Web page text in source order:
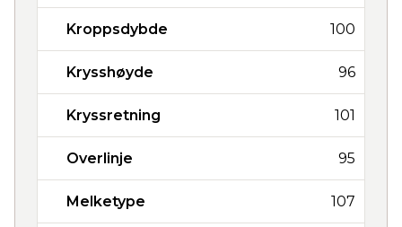
Kroppsdybde 100
Krysshøyde 96
Kryssretning 101
Overlinje 95
Melketype 107